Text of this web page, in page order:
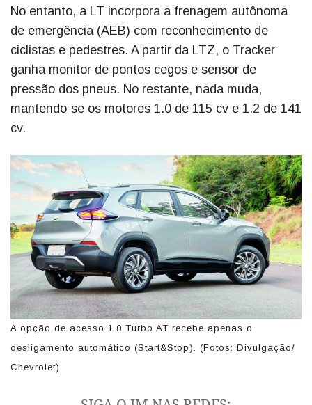
No entanto, a LT incorpora a frenagem autônoma
de emergência (AEB) com reconhecimento de
ciclistas e pedestres. A partir da LTZ, o Tracker
ganha monitor de pontos cegos e sensor de
pressão dos pneus. No restante, nada muda,
mantendo-se os motores 1.0 de 115 cv e 1.2 de 141
cv.
A opção de acesso 1.0 Turbo AT recebe apenas o
desligamento automático (Start&Stop). (Fotos: Divulgação/
Chevrolet)